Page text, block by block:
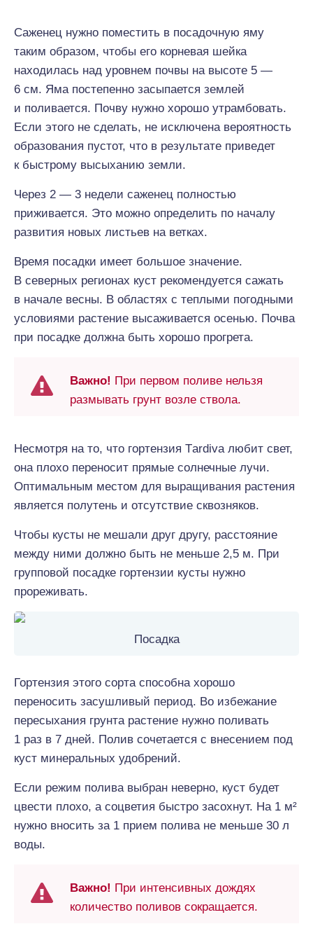
Саженец нужно поместить в посадочную яму
таким образом, чтобы его корневая шейка
находилась над уровнем почвы на высоте 5 —
6 см. Яма постепенно засыпается землей
и поливается. Почву нужно хорошо утрамбовать.
Если этого не сделать, не исключена вероятность
образования пустот, что в результате приведет
к быстрому высыханию земли.
Через 2 — 3 недели саженец полностью
приживается. Это можно определить по началу
развития новых листьев на ветках.
Время посадки имеет большое значение.
В северных регионах куст рекомендуется сажать
в начале весны. В областях с теплыми погодными
условиями растение высаживается осенью. Почва
при посадке должна быть хорошо прогрета.
Важно! При первом поливе нельзя
размывать грунт возле ствола.
Несмотря на то, что гортензия Тardiva любит свет,
она плохо переносит прямые солнечные лучи.
Оптимальным местом для выращивания растения
является полутень и отсутствие сквозняков.
Чтобы кусты не мешали друг другу, расстояние
между ними должно быть не меньше 2,5 м. При
групповой посадке гортензии кусты нужно
прореживать.
Посадка
Гортензия этого сорта способна хорошо
переносить засушливый период. Во избежание
пересыхания грунта растение нужно поливать
1 раз в 7 дней. Полив сочетается с внесением под
куст минеральных удобрений.
Если режим полива выбран неверно, куст будет
цвести плохо, а соцветия быстро засохнут. На 1 м²
нужно вносить за 1 прием полива не меньше 30 л
воды.
Важно! При интенсивных дождях
количество поливов сокращается.